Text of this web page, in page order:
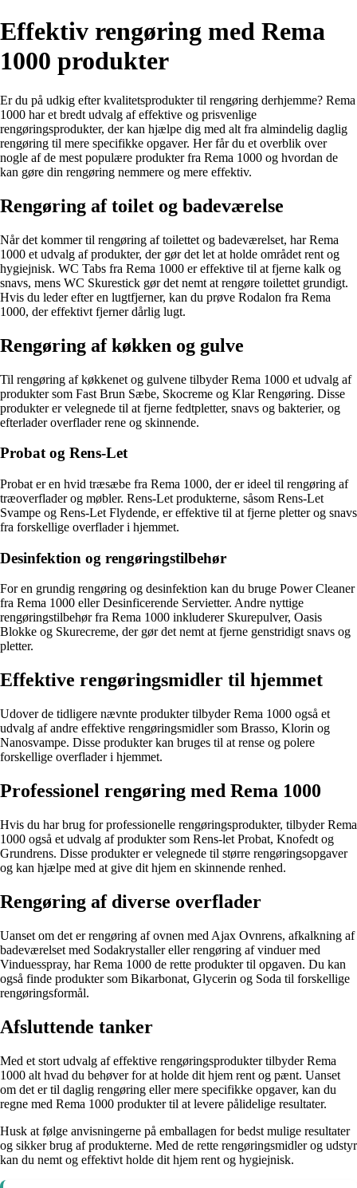
Effektiv rengøring med Rema
1000 produkter
Er du på udkig efter kvalitetsprodukter til rengøring derhjemme? Rema
1000 har et bredt udvalg af effektive og prisvenlige
rengøringsprodukter, der kan hjælpe dig med alt fra almindelig daglig
rengøring til mere specifikke opgaver. Her får du et overblik over
nogle af de mest populære produkter fra Rema 1000 og hvordan de
kan gøre din rengøring nemmere og mere effektiv.
Rengøring af toilet og badeværelse
Når det kommer til rengøring af toilettet og badeværelset, har Rema
1000 et udvalg af produkter, der gør det let at holde området rent og
hygiejnisk. WC Tabs fra Rema 1000 er effektive til at fjerne kalk og
snavs, mens WC Skurestick gør det nemt at rengøre toilettet grundigt.
Hvis du leder efter en lugtfjerner, kan du prøve Rodalon fra Rema
1000, der effektivt fjerner dårlig lugt.
Rengøring af køkken og gulve
Til rengøring af køkkenet og gulvene tilbyder Rema 1000 et udvalg af
produkter som Fast Brun Sæbe, Skocreme og Klar Rengøring. Disse
produkter er velegnede til at fjerne fedtpletter, snavs og bakterier, og
efterlader overflader rene og skinnende.
Probat og Rens-Let
Probat er en hvid træsæbe fra Rema 1000, der er ideel til rengøring af
træoverflader og møbler. Rens-Let produkterne, såsom Rens-Let
Svampe og Rens-Let Flydende, er effektive til at fjerne pletter og snavs
fra forskellige overflader i hjemmet.
Desinfektion og rengøringstilbehør
For en grundig rengøring og desinfektion kan du bruge Power Cleaner
fra Rema 1000 eller Desinficerende Servietter. Andre nyttige
rengøringstilbehør fra Rema 1000 inkluderer Skurepulver, Oasis
Blokke og Skurecreme, der gør det nemt at fjerne genstridigt snavs og
pletter.
Effektive rengøringsmidler til hjemmet
Udover de tidligere nævnte produkter tilbyder Rema 1000 også et
udvalg af andre effektive rengøringsmidler som Brasso, Klorin og
Nanosvampe. Disse produkter kan bruges til at rense og polere
forskellige overflader i hjemmet.
Professionel rengøring med Rema 1000
Hvis du har brug for professionelle rengøringsprodukter, tilbyder Rema
1000 også et udvalg af produkter som Rens-let Probat, Knofedt og
Grundrens. Disse produkter er velegnede til større rengøringsopgaver
og kan hjælpe med at give dit hjem en skinnende renhed.
Rengøring af diverse overflader
Uanset om det er rengøring af ovnen med Ajax Ovnrens, afkalkning af
badeværelset med Sodakrystaller eller rengøring af vinduer med
Vinduesspray, har Rema 1000 de rette produkter til opgaven. Du kan
også finde produkter som Bikarbonat, Glycerin og Soda til forskellige
rengøringsformål.
Afsluttende tanker
Med et stort udvalg af effektive rengøringsprodukter tilbyder Rema
1000 alt hvad du behøver for at holde dit hjem rent og pænt. Uanset
om det er til daglig rengøring eller mere specifikke opgaver, kan du
regne med Rema 1000 produkter til at levere pålidelige resultater.
Husk at følge anvisningerne på emballagen for bedst mulige resultater
og sikker brug af produkterne. Med de rette rengøringsmidler og udstyr
kan du nemt og effektivt holde dit hjem rent og hygiejnisk.